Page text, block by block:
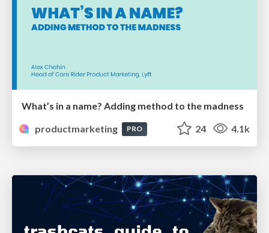
What’s in a name? Adding method to the madness
productmarketing
PRO 24 4.1k